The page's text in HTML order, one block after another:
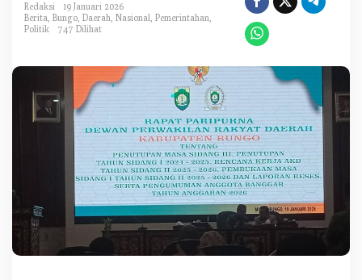
o
l
a
p
a
t
P
a
r
i
u
Redaksi
19 Januari 2026
Berita Bungo Daerah Nasional Pemerintahan
Politik
747 Dilihat